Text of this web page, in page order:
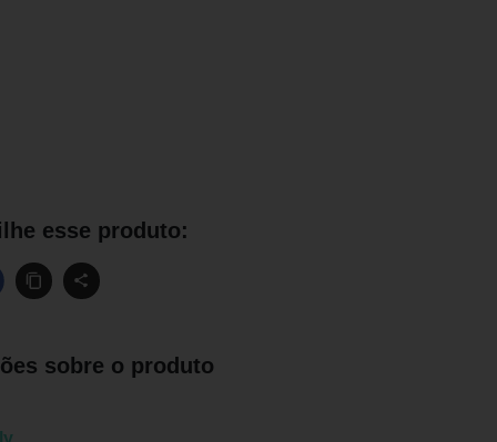
esse produto:
sobre o produto